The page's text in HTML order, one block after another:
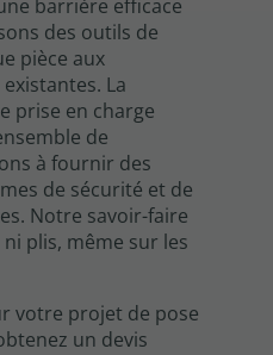
barrière efficace
des outils de
pièce aux
La
prise en charge
de
à fournir des
de sécurité et de
Notre savoir-faire
plis, même sur les
votre projet de pose
un devis